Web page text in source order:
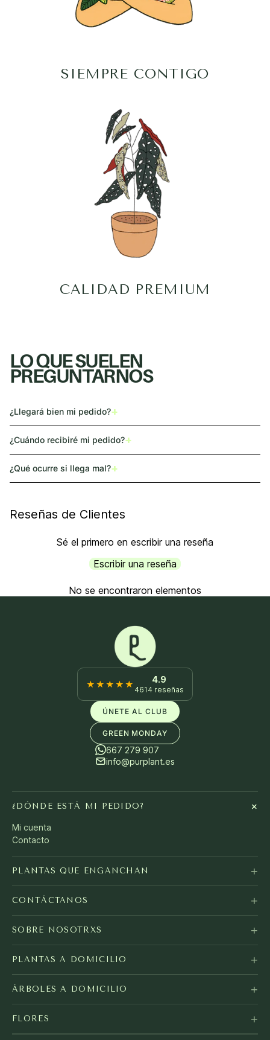
SIEMPRE CONTIGO
CALIDAD PREMIUM
LO QUE SUELEN
PREGUNTARNOS
¿Llegará bien mi pedido?+
¿Cuándo recibiré mi pedido?+
¿Qué ocurre si llega mal?+
Reseñas de Clientes
Sé el primero en escribir una reseña
Escribir una reseña
No se encontraron elementos
★★★★★ 4.9
4614 reseñas
ÚNETE AL CLUB
GREEN MONDAY
667 279 907
info@purplant.es
¿DÓNDE ESTÁ MI PEDIDO? +
Mi cuenta
Contacto
PLANTAS QUE ENGANCHAN +
CONTÁCTANOS +
SOBRE NOSOTRXS +
PLANTAS A DOMICILIO +
ÁRBOLES A DOMICILIO +
FLORES +